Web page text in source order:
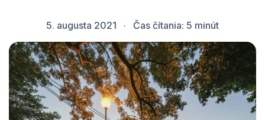
5. augusta 2021 · Čas čítania: 5 minút